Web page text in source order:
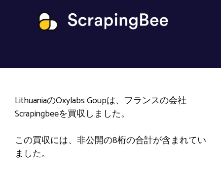
LithuaniaのOxylabs Goupは、フランスの会社
Scrapingbeeを買収しました。
この買収には、非公開の8桁の合計が含まれてい
ました。